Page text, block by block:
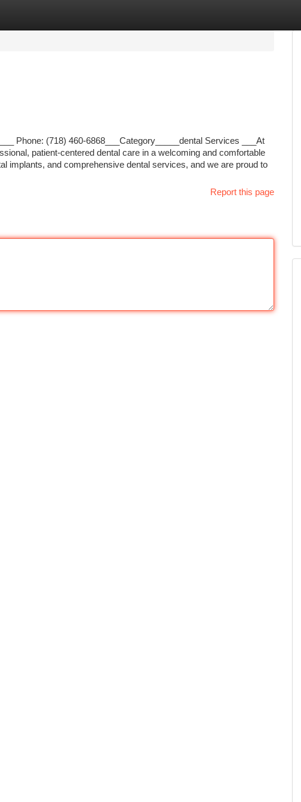
Phone: (718) 460-6868___Category_____dental Services ___At
patient-centered dental care in a welcoming and comfortable
implants, and comprehensive dental services, and we are proud to
Report this page